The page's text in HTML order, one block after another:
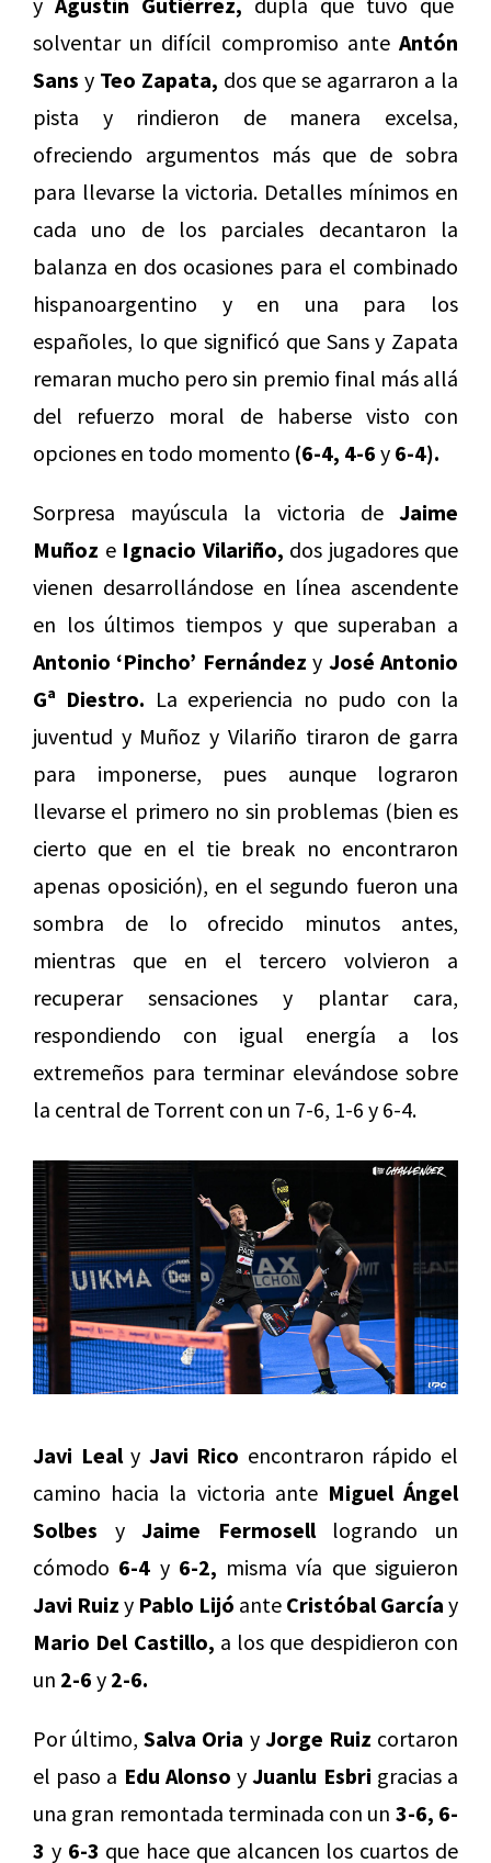
solventar un difícil compromiso ante Antón
Sans y Teo Zapata, dos que se agarraron a la
pista y rindieron de manera excelsa,
ofreciendo argumentos más que de sobra
para llevarse la victoria. Detalles mínimos en
cada uno de los parciales decantaron la
balanza en dos ocasiones para el combinado
hispanoargentino y en una para los
españoles, lo que significó que Sans y Zapata
remaran mucho pero sin premio final más allá
del refuerzo moral de haberse visto con
opciones en todo momento (6-4, 4-6 y 6-4).
Sorpresa mayúscula la victoria de Jaime
Muñoz e Ignacio Vilariño, dos jugadores que
vienen desarrollándose en línea ascendente
en los últimos tiempos y que superaban a
Antonio ‘Pincho’ Fernández y José Antonio
Gª Diestro. La experiencia no pudo con la
juventud y Muñoz y Vilariño tiraron de garra
para imponerse, pues aunque lograron
llevarse el primero no sin problemas (bien es
cierto que en el tie break no encontraron
apenas oposición), en el segundo fueron una
sombra de lo ofrecido minutos antes,
mientras que en el tercero volvieron a
recuperar sensaciones y plantar cara,
respondiendo con igual energía a los
extremeños para terminar elevándose sobre
la central de Torrent con un 7-6, 1-6 y 6-4.
Javi Lealy Javi Rico encontraron rápido el
camino hacia la victoria ante Miguel Ángel
Solbes yJaime Fermoselllogrando un
cómodo 6-4 y 6-2, misma vía que siguieron
Javi Ruiz y Pablo Lijó ante Cristóbal García y
Mario Del Castillo, a los que despidieron con
un 2-6 y 2-6.
Por último,Salva Oria y Jorge Ruiz cortaron
el paso a Edu Alonso yJuanlu Esbri gracias a
una gran remontada terminada con un 3-6, 6-
3 y 6-3 que hace que alcancen los cuartos de